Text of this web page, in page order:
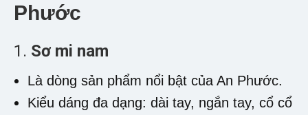
Phước
1. Sơ mi nam
Là dòng sản phẩm nổi bật của An Phước.
Kiểu dáng đa dạng: dài tay, ngắn tay, cổ cổ